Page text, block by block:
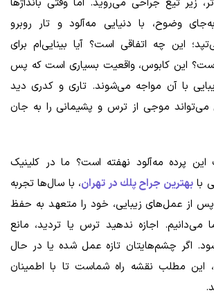
وضوح، با دنیایی مه‌آلود و تار روبرو
این چه اتفاقی است؟ آیا بینایی‌ام برای
این کابوس، واقعیت بسیاری است که پس
با آن مواجه می‌شوند. تاری و کدری دید
می‌تواند موجی از ترس و پشیمانی را به جان
پرده مه‌آلود نهفته است؟ ما در کلینیک
بابهترين جراح پلك در تهران، با سال‌ها تجربه
از عمل‌های زیبایی، خود را متعهد به حفظ
اجازه ندهید ترس یا تردید، مانع
اگر چشم‌هایتان تازه عمل شده یا در حال
این مطلب نقشه راه شماست تا با اطمینان